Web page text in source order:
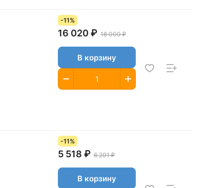
-11%
16 020 ₽ 18 000 ₽
В корзину
-11%
5 518 ₽ 6 201 ₽
В корзину